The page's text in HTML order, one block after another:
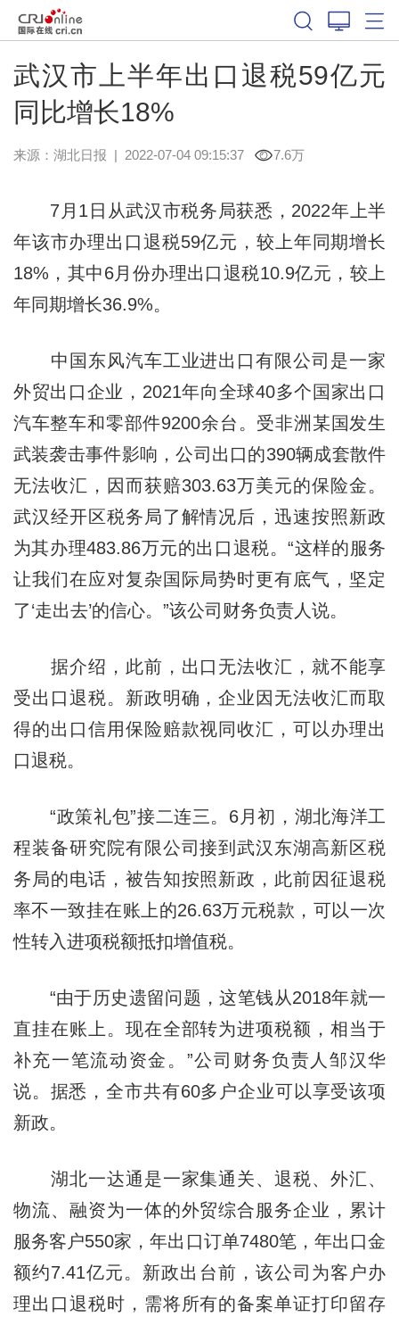
武汉市上半年出口退税59亿元
同比增长18%
来源： 湖北日报 | 2022-07-04 09:15:37 7.6万
7月1日从武汉市税务局获悉，2022年上半
年该市办理出口退税59亿元，较上年同期增长
18%，其中6月份办理出口退税10.9亿元，较上
年同期增长36.9%。
中国东风汽车工业进出口有限公司是一家
外贸出口企业，2021年向全球40多个国家出口
汽车整车和零部件9200余台。受非洲某国发生
武装袭击事件影响，公司出口的390辆成套散件
无法收汇，因而获赔303.63万美元的保险金。
武汉经开区税务局了解情况后，迅速按照新政
为其办理483.86万元的出口退税。“这样的服务
让我们在应对复杂国际局势时更有底气，坚定
了‘走出去’的信心。”该公司财务负责人说。
据介绍，此前，出口无法收汇，就不能享
受出口退税。新政明确，企业因无法收汇而取
得的出口信用保险赔款视同收汇，可以办理出
口退税。
“政策礼包”接二连三。6月初，湖北海洋工
程装备研究院有限公司接到武汉东湖高新区税
务局的电话，被告知按照新政，此前因征退税
率不一致挂在账上的26.63万元税款，可以一次
性转入进项税额抵扣增值税。
“由于历史遗留问题，这笔钱从2018年就一
直挂在账上。现在全部转为进项税额，相当于
补充一笔流动资金。”公司财务负责人邹汉华
说。据悉，全市共有60多户企业可以享受该项
新政。
湖北一达通是一家集通关、退税、外汇、
物流、融资为一体的外贸综合服务企业，累计
服务客户550家，年出口订单7480笔，年出口金
额约7.41亿元。新政出台前，该公司为客户办
理出口退税时，需将所有的备案单证打印留存